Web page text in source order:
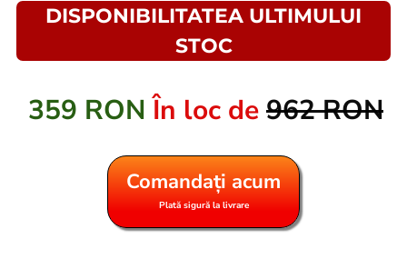
DISPONIBILITATEA ULTIMULUI
STOC
359 RONÎn loc de962 RON
Comandați acum
Plată sigură la livrare